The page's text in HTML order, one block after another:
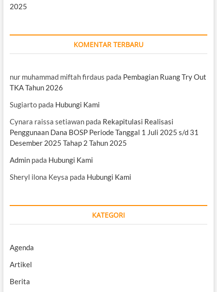
2025
KOMENTAR TERBARU
nur muhammad miftah firdaus pada Pembagian Ruang Try Out
TKA Tahun 2026
Sugiartopada Hubungi Kami
Cynara raissa setiawanpada Rekapitulasi Realisasi
Penggunaan Dana BOSP Periode Tanggal 1 Juli 2025 s/d 31
Desember 2025 Tahap 2 Tahun 2025
Adminpada Hubungi Kami
Sheryl ilona Keysa pada Hubungi Kami
KATEGORI
Agenda
Artikel
Berita